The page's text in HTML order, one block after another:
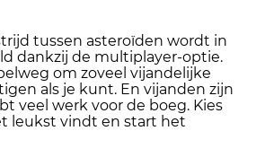
tussen asteroïden wordt in
dankzij de multiplayer-optie.
om zoveel vijandelijke
als je kunt. En vijanden zijn
veel werk voor de boeg. Kies
leukst vindt en start het